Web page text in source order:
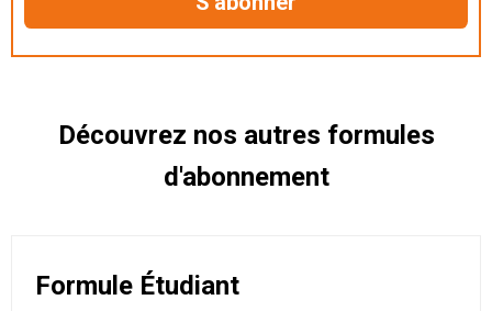
Des informations confidentielles résérvées aux
Découvrez nos autres formules
d'abonnement
Formule Étudiant